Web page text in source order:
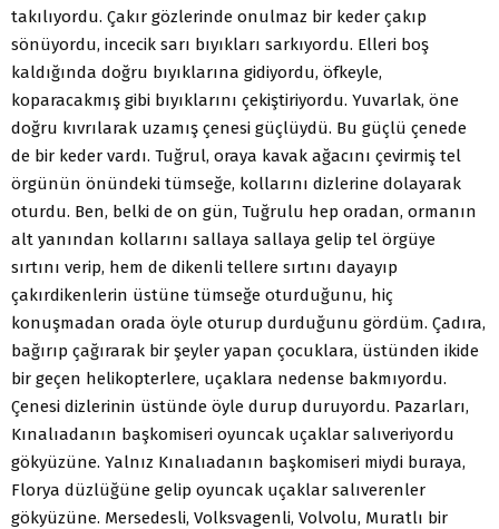
takılıyordu. Çakır gözlerinde onulmaz bir keder çakıp
sönüyordu, incecik sarı bıyıkları sarkıyordu. Elleri boş
kaldığında doğru bıyıklarına gidiyordu, öfkeyle,
koparacakmış gibi bıyıklarını çekiştiriyordu. Yuvarlak, öne
doğru kıvrılarak uzamış çenesi güçlüydü. Bu güçlü çenede
de bir keder vardı. Tuğrul, oraya kavak ağacını çevirmiş tel
örgünün önündeki tümseğe, kollarını dizlerine dolayarak
oturdu. Ben, belki de on gün, Tuğrulu hep oradan, ormanın
alt yanından kollarını sallaya sallaya gelip tel örgüye
sırtını verip, hem de dikenli tellere sırtını dayayıp
çakırdikenlerin üstüne tümseğe oturduğunu, hiç
konuşmadan orada öyle oturup durduğunu gördüm. Çadıra,
bağırıp çağırarak bir şeyler yapan çocuklara, üstünden ikide
bir geçen helikopterlere, uçaklara nedense bakmıyordu.
Çenesi dizlerinin üstünde öyle durup duruyordu. Pazarları,
Kınalıadanın başkomiseri oyuncak uçaklar salıveriyordu
gökyüzüne. Yalnız Kınalıadanın başkomiseri miydi buraya,
Florya düzlüğüne gelip oyuncak uçaklar salıverenler
gökyüzüne. Mersedesli, Volksvagenli, Volvolu, Muratlı bir